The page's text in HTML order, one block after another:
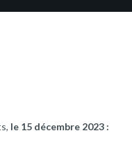
le 15 décembre 2023 :